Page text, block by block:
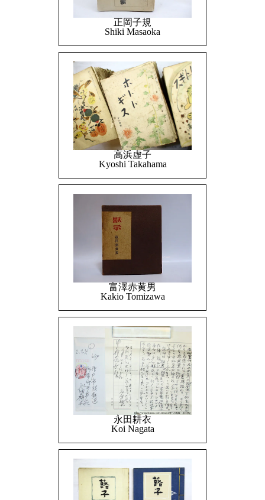
正岡子規
Shiki Masaoka
高浜虚子
Kyoshi Takahama
富澤赤黄男
Kakio Tomizawa
永田耕衣
Koi Nagata